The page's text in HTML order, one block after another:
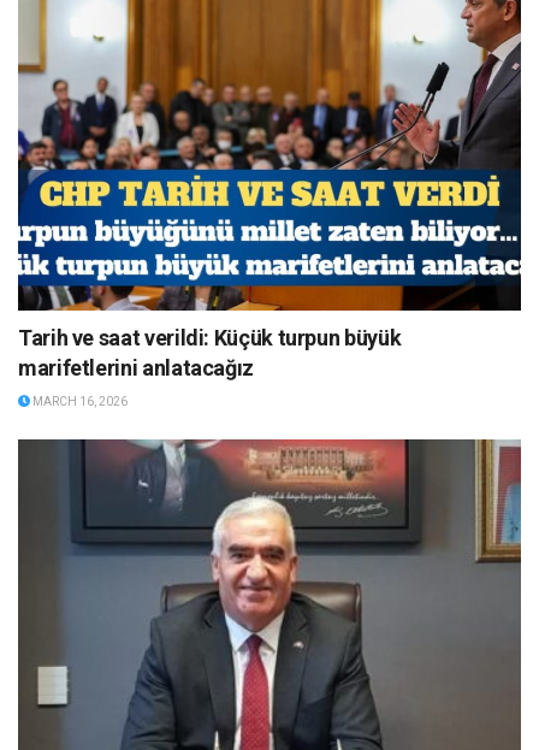
Tarih ve saat verildi: Küçük turpun büyük
marifetlerini anlatacağız
MARCH 16, 2026